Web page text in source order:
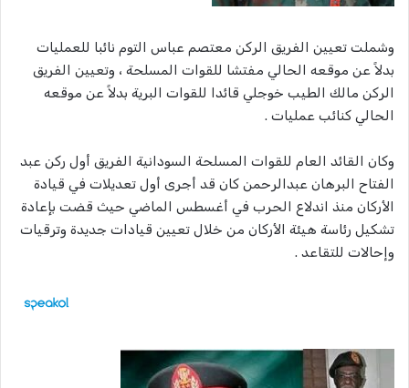
وشملت تعيين الفريق الركن معتصم عباس التوم نائبا للعمليات
بدلاً عن موقعه الحالي مفتشا للقوات المسلحة ، وتعيين الفريق
الركن مالك الطيب خوجلي قائدا للقوات البرية بدلاً عن موقعه
الحالي كنائب عمليات .
وكان القائد العام للقوات المسلحة السودانية الفريق أول ركن عبد
الفتاح البرهان عبدالرحمن كان قد أجرى أول تعديلات في قيادة
الأركان منذ اندلاع الحرب في أغسطس الماضي حيث قضت بإعادة
تشكيل رئاسة هيئة الأركان من خلال تعيين قيادات جديدة وترقيات
وإحالات للتقاعد .